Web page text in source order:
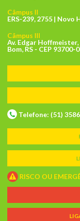
Câmpus II
ERS-239, 2755 | Novo
Câmpus III
Av. Edgar
Bom, RS - CEP 93700-
Telefone: (51)
RISCO OU